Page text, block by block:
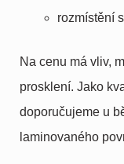
rozmístění
Na cenu má vliv,
prosklení. Jako
doporučujeme u
laminovaného